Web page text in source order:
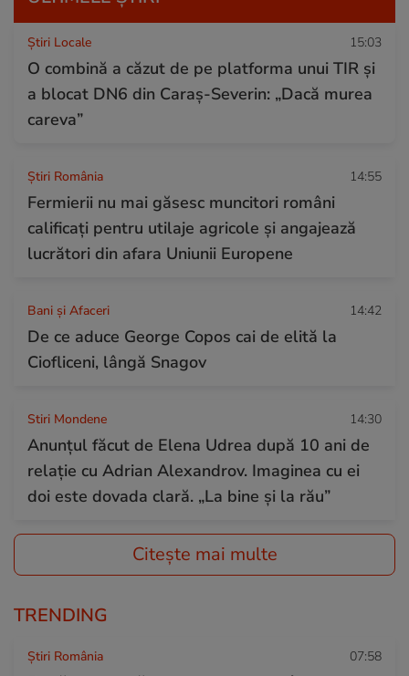
Știri Locale 15:03
O combină a căzut de pe platforma unui TIR și
a blocat DN6 din Caraș-Severin: „Dacă murea
careva”
Știri România 14:55
Fermierii nu mai găsesc muncitori români
calificați pentru utilaje agricole și angajează
lucrători din afara Uniunii Europene
Bani și Afaceri 14:42
De ce aduce George Copos cai de elită la
Ciofliceni, lângă Snagov
Stiri Mondene 14:30
Anunțul făcut de Elena Udrea după 10 ani de
relație cu Adrian Alexandrov. Imaginea cu ei
doi este dovada clară. „La bine și la rău”
Citește mai multe
TRENDING
Știri România 07:58